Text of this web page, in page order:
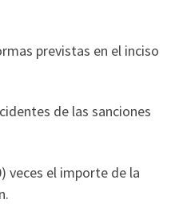
previstas en el inciso
de las sanciones
veces el importe de la